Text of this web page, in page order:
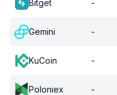
Bitget -
Gemini -
KuCoin -
Poloniex -